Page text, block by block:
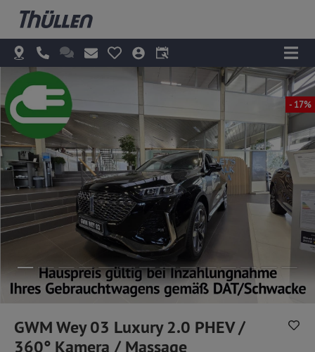
- 17%
GWM Wey 03 Luxury 2.0 PHEV /
360° Kamera / Massage